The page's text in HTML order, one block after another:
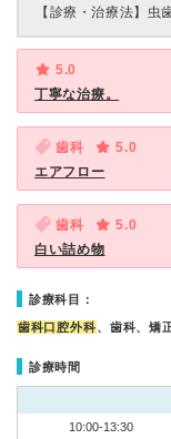
【診療・治療法】 虫
5.0
丁寧な治療。
歯科
5.0
エアフロー
歯科
5.0
白い詰め物
診療科目：
歯科口腔外科、歯科、矯
診療時間
10:00-13:30